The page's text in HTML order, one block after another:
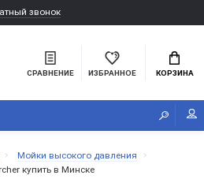
звонок
СРАВНЕНИЕ ИЗБРАННОЕ КОРЗИНА
Мойки высокого давления
купить в Минске